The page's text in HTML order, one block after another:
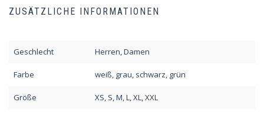
ZUSÄTZLICHE INFORMATIONEN
Geschlecht Herren, Damen
Farbe weiß, grau, schwarz, grün
Größe XS, S, M, L, XL, XXL